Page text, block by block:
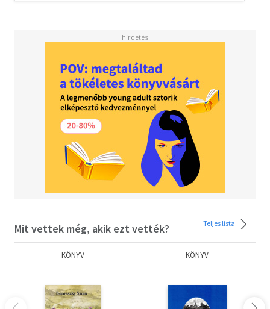
Mit vettek még, akik ezt vették? Teljes lista
KÖNYV KÖNYV